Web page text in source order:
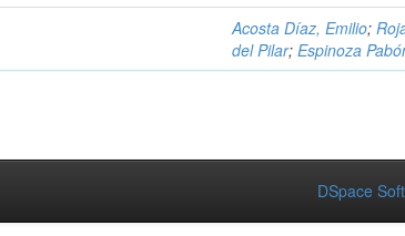
Acosta Díaz, Emilio;
del Pilar;Espinoza
DSpace